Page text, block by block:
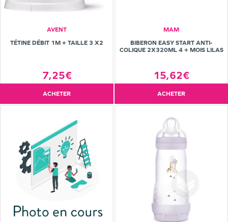
AVENT
TÉTINE DÉBIT 1M + TAILLE 3 X2
7,25€
ACHETER
MAM
BIBERON EASY START ANTI-
COLIQUE 2X320ML 4 + MOIS LILAS
15,62€
ACHETER